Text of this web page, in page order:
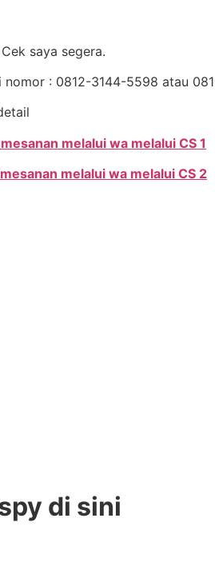
saya segera.
: 0812-3144-5598 atau
melalui wa melalui CS 1
melalui wa melalui CS 2
di sini